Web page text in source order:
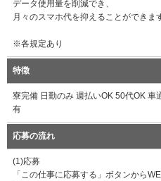
データ使用量を削減でき、
月々のスマホ代を抑えることができま
※各規定あり
特徴
寮完備 日勤のみ 週払いOK 50代OK
有
応募の流れ
(1)応募
「この仕事に応募する」ボタンから